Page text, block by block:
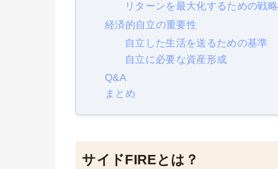
リターンを最大化するための戦略
経済的自立の重要性
自立した生活を送るための基準
自立に必要な資産形成
Q&A
まとめ
サイドFIREとは？